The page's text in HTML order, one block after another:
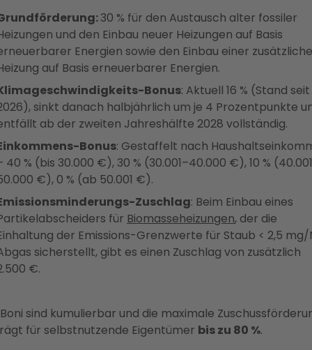
30 % für den Austausch alter fossiler
und den Einbau neuer Heizungen auf Basis
Energien sowie den Einbau einer
auf Basis erneuerbarer Energien.
Bonus: Aktuell 16 % (Stand
sinkt danach halbjährlich um je 4 Prozentpunkte
ab der zweiten Jahreshälfte 2028 vollständig.
Bonus: Gestaffelt nach
40 % (bis 30.000 €), 30 % (30.001–40.000 €), 10 %
€), 0 % (ab 50.001 €).
Zuschlag: Beim Einbau eines
für Biomasseheizungen, der die
der Emissions-Grenzwerte für Staub < 2,5 mg/
sicherstellt, gibt es einen Zuschlag von zusätzlich
€.
sind kumulierbar und die maximale
für selbstnutzende Eigentümer bis zu 80 %.